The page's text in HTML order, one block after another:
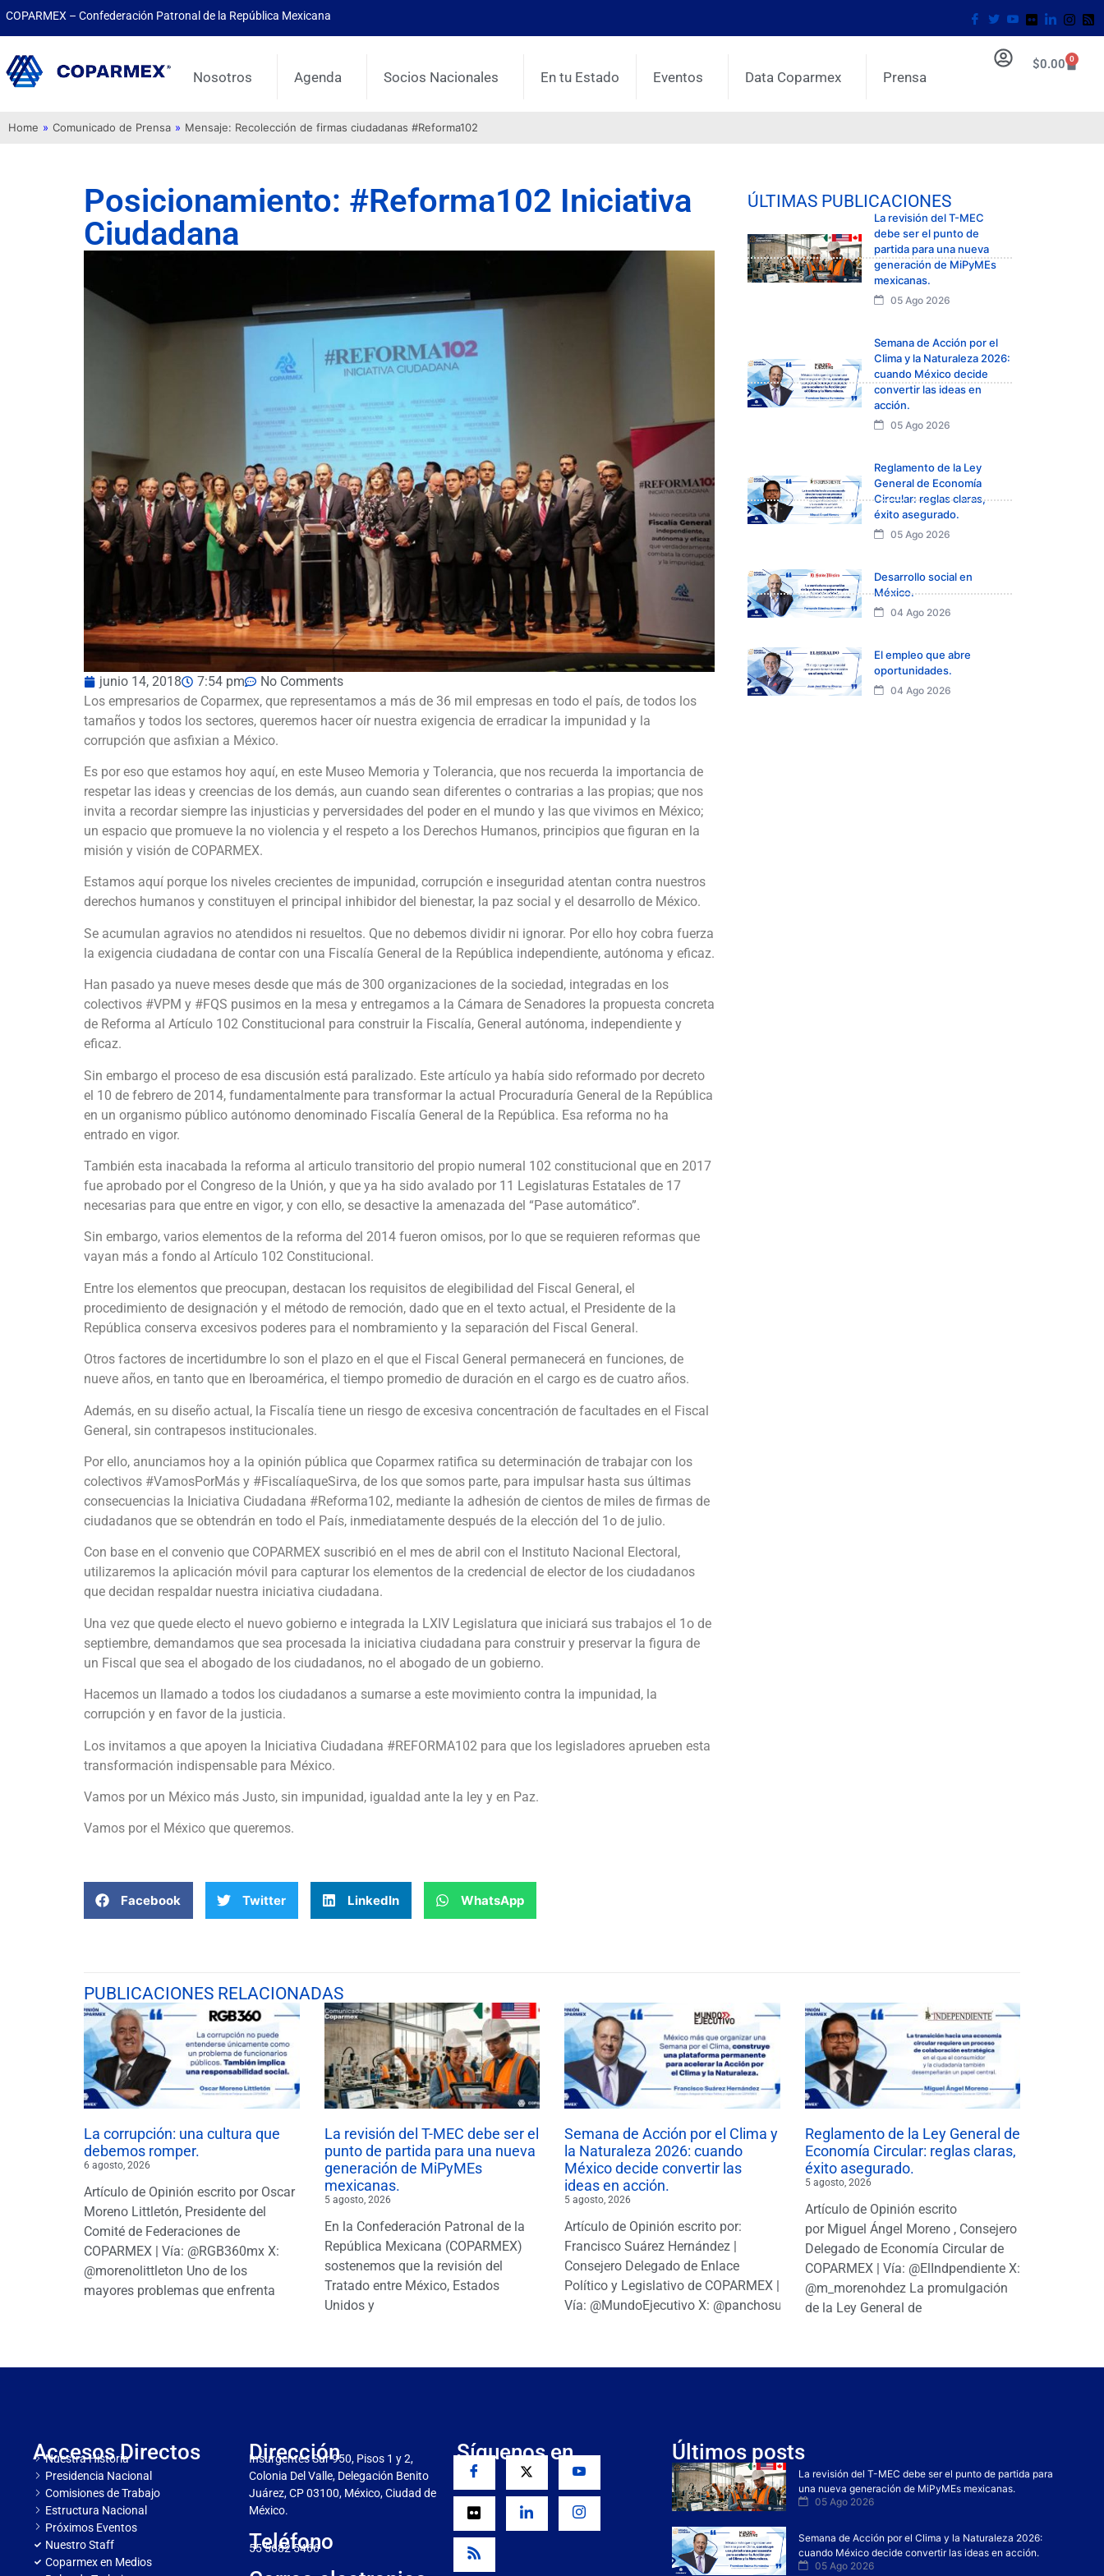
COPARMEX – Confederación Patronal de la República Mexicana
Nosotros Agenda Socios Nacionales En tu Estado Eventos Data Coparmex Prensa
$0.00 0
Home » Comunicado de Prensa » Mensaje: Recolección de firmas ciudadanas #Reforma102
Posicionamiento: #Reforma102 Iniciativa
Ciudadana
junio 14, 2018 7:54 pm
No Comments
Los empresarios de Coparmex, que representamos a más de 36 mil empresas en todo el país, de todos los
tamaños y todos los sectores, queremos hacer oír nuestra exigencia de erradicar la impunidad y la
corrupción que asfixian a México.
Es por eso que estamos hoy aquí, en este Museo Memoria y Tolerancia, que nos recuerda la importancia de
respetar las ideas y creencias de los demás, aun cuando sean diferentes o contrarias a las propias; que nos
invita a recordar siempre las injusticias y perversidades del poder en el mundo y las que vivimos en México;
un espacio que promueve la no violencia y el respeto a los Derechos Humanos, principios que figuran en la
misión y visión de COPARMEX.
Estamos aquí porque los niveles crecientes de impunidad, corrupción e inseguridad atentan contra nuestros
derechos humanos y constituyen el principal inhibidor del bienestar, la paz social y el desarrollo de México.
Se acumulan agravios no atendidos ni resueltos. Que no debemos dividir ni ignorar. Por ello hoy cobra fuerza
la exigencia ciudadana de contar con una Fiscalía General de la República independiente, autónoma y eficaz.
Han pasado ya nueve meses desde que más de 300 organizaciones de la sociedad, integradas en los
colectivos #VPM y #FQS pusimos en la mesa y entregamos a la Cámara de Senadores la propuesta concreta
de Reforma al Artículo 102 Constitucional para construir la Fiscalía, General autónoma, independiente y
eficaz.
Sin embargo el proceso de esa discusión está paralizado. Este artículo ya había sido reformado por decreto
el 10 de febrero de 2014, fundamentalmente para transformar la actual Procuraduría General de la República
en un organismo público autónomo denominado Fiscalía General de la República. Esa reforma no ha
entrado en vigor.
También esta inacabada la reforma al articulo transitorio del propio numeral 102 constitucional que en 2017
fue aprobado por el Congreso de la Unión, y que ya ha sido avalado por 11 Legislaturas Estatales de 17
necesarias para que entre en vigor, y con ello, se desactive la amenazada del “Pase automático”.
Sin embargo, varios elementos de la reforma del 2014 fueron omisos, por lo que se requieren reformas que
vayan más a fondo al Artículo 102 Constitucional.
Entre los elementos que preocupan, destacan los requisitos de elegibilidad del Fiscal General, el
procedimiento de designación y el método de remoción, dado que en el texto actual, el Presidente de la
República conserva excesivos poderes para el nombramiento y la separación del Fiscal General.
Otros factores de incertidumbre lo son el plazo en el que el Fiscal General permanecerá en funciones, de
nueve años, en tanto que en Iberoamérica, el tiempo promedio de duración en el cargo es de cuatro años.
Además, en su diseño actual, la Fiscalía tiene un riesgo de excesiva concentración de facultades en el Fiscal
General, sin contrapesos institucionales.
Por ello, anunciamos hoy a la opinión pública que Coparmex ratifica su determinación de trabajar con los
colectivos #VamosPorMás y #FiscalíaqueSirva, de los que somos parte, para impulsar hasta sus últimas
consecuencias la Iniciativa Ciudadana #Reforma102, mediante la adhesión de cientos de miles de firmas de
ciudadanos que se obtendrán en todo el País, inmediatamente después de la elección del 1o de julio.
Con base en el convenio que COPARMEX suscribió en el mes de abril con el Instituto Nacional Electoral,
utilizaremos la aplicación móvil para capturar los elementos de la credencial de elector de los ciudadanos
que decidan respaldar nuestra iniciativa ciudadana.
Una vez que quede electo el nuevo gobierno e integrada la LXIV Legislatura que iniciará sus trabajos el 1o de
septiembre, demandamos que sea procesada la iniciativa ciudadana para construir y preservar la figura de
un Fiscal que sea el abogado de los ciudadanos, no el abogado de un gobierno.
Hacemos un llamado a todos los ciudadanos a sumarse a este movimiento contra la impunidad, la
corrupción y en favor de la justicia.
Los invitamos a que apoyen la Iniciativa Ciudadana #REFORMA102 para que los legisladores aprueben esta
transformación indispensable para México.
Vamos por un México más Justo, sin impunidad, igualdad ante la ley y en Paz.
Vamos por el México que queremos.
Facebook Twitter LinkedIn WhatsApp
ÚLTIMAS PUBLICACIONES
La revisión del T-MEC
debe ser el punto de
partida para una nueva
generación de MiPyMEs
mexicanas.
05 Ago 2026
Semana de Acción por el
Clima y la Naturaleza 2026:
cuando México decide
convertir las ideas en
acción.
05 Ago 2026
Reglamento de la Ley
General de Economía
Circular: reglas claras,
éxito asegurado.
05 Ago 2026
Desarrollo social en
México.
04 Ago 2026
El empleo que abre
oportunidades.
04 Ago 2026
PUBLICACIONES RELACIONADAS
La corrupción: una cultura que
debemos romper.
6 agosto, 2026
Artículo de Opinión escrito por Oscar
Moreno Littletón, Presidente del
Comité de Federaciones de
COPARMEX | Vía: @RGB360mx X:
@morenolittleton Uno de los
mayores problemas que enfrenta
La revisión del T-MEC debe ser el
punto de partida para una nueva
generación de MiPyMEs
mexicanas.
5 agosto, 2026
En la Confederación Patronal de la
República Mexicana (COPARMEX)
sostenemos que la revisión del
Tratado entre México, Estados
Unidos y
Semana de Acción por el Clima y
la Naturaleza 2026: cuando
México decide convertir las
ideas en acción.
5 agosto, 2026
Artículo de Opinión escrito por:
Francisco Suárez Hernández |
Consejero Delegado de Enlace
Político y Legislativo de COPARMEX |
Vía: @MundoEjecutivo X: @panchosuarezh
Reglamento de la Ley General de
Economía Circular: reglas claras,
éxito asegurado.
5 agosto, 2026
Artículo de Opinión escrito
por Miguel Ángel Moreno , Consejero
Delegado de Economía Circular de
COPARMEX | Vía: @ElIndpendiente X:
@m_morenohdez La promulgación
de la Ley General de
Accesos Directos
Nuestra Historia
Presidencia Nacional
Comisiones de Trabajo
Estructura Nacional
Próximos Eventos
Nuestro Staff
Coparmex en Medios
Dirección
Insurgentes Sur 950, Pisos 1 y 2,
Colonia Del Valle, Delegación Benito
Juárez, CP 03100, México, Ciudad de
México.
Teléfono
55 5682 5466
Síguenos en Últimos posts
La revisión del T-MEC debe ser el punto de partida para
una nueva generación de MiPyMEs mexicanas.
05 Ago 2026
Semana de Acción por el Clima y la Naturaleza 2026:
cuando México decide convertir las ideas en acción.
05 Ago 2026